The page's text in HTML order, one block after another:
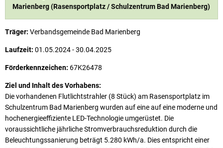
Marienberg (Rasensportplatz / Schulzentrum Bad Marienberg)
Träger: Verbandsgemeinde Bad Marienberg
Laufzeit: 01.05.2024 - 30.04.2025
Förderkennzeichen: 67K26478
Ziel und Inhalt des Vorhabens:
Die vorhandenen Flutlichtstrahler (8 Stück) am Rasensportplatz im
Schulzentrum Bad Marienberg wurden auf eine auf eine moderne und
hochenergieeffiziente LED-Technologie umgerüstet. Die
voraussichtliche jährliche Stromverbrauchsreduktion durch die
Beleuchtungssanierung beträgt 5.280 kWh/a. Dies entspricht einer